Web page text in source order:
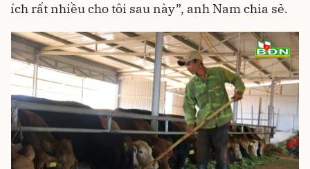
ích rất nhiều cho tôi sau này”, anh Nam chia sẻ.